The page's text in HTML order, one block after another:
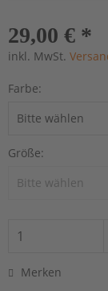
29,00 € *
inkl. MwSt.
Farbe:
Größe:
Merken